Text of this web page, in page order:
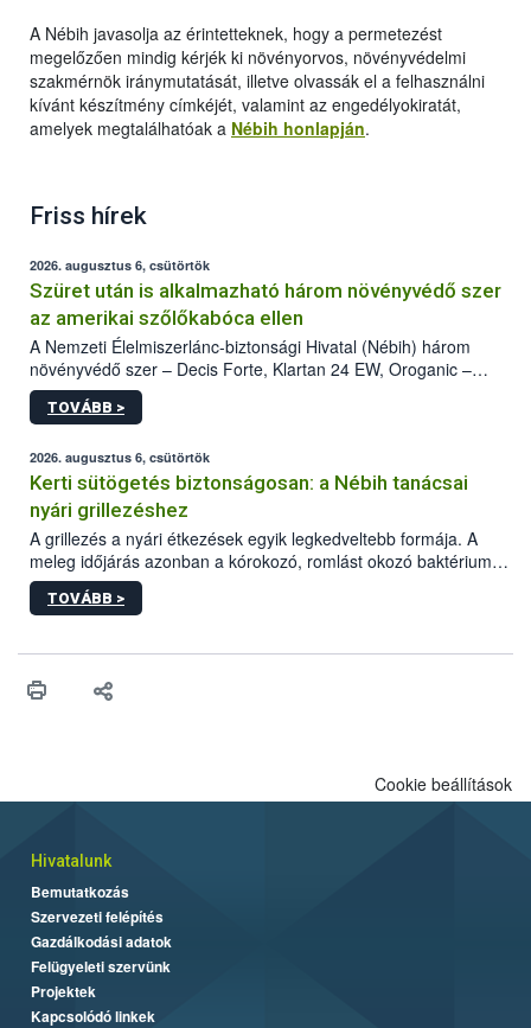
A Nébih javasolja az érintetteknek, hogy a permetezést
megelőzően mindig kérjék ki növényorvos, növényvédelmi
szakmérnök iránymutatását, illetve olvassák el a felhasználni
kívánt készítmény címkéjét, valamint az engedélyokiratát,
amelyek megtalálhatóak a Nébih honlapján.
Friss hírek
2026. augusztus 6, csütörtök
Szüret után is alkalmazható három növényvédő szer
az amerikai szőlőkabóca ellen
A Nemzeti Élelmiszerlánc-biztonsági Hivatal (Nébih) három
növényvédő szer – Decis Forte, Klartan 24 EW, Oroganic –
engedélyokiratát módosította, így azok a szüretet követően,
egészen a vesszőérettség (BBCH 91) stádiumáig
érésű szőlőkben is legyen lehetőség a károsító elleni további
védekezésre. Az Oroganic készítmény kis kiszerelésben kiskerti
felhasználók számára is elérhető és ökológiai termesztésben is
engedélyezett.
TOVÁBB >
2026. augusztus 6, csütörtök
Kerti sütögetés biztonságosan: a Nébih tanácsai
nyári grillezéshez
A grillezés a nyári étkezések egyik legkedveltebb formája. A
meleg időjárás azonban a kórokozó, romlást okozó baktériumok
gyorsabb szaporodásának is kedvez. A szabadtéri sütögetés
ezért nem csupán a megfelelő sütési technikáról szól: legalább
higiéniai szabályok betartása, a megfelelő hőkezelés, valamint a
biztonsági Hivatal (Nébih) Oktatási Programja összegyűjtötte a
TOVÁBB >
Cookie beállítások
Hivatalunk
Bemutatkozás
Szervezeti felépítés
Gazdálkodási adatok
Felügyeleti szervünk
Projektek
Kapcsolódó linkek